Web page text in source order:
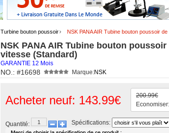
Turbine bouton poussoir NSK PANA AIR Tubine bouton poussoir
NSK PANA AIR Tubine bouton poussoir
vitesse (Standard)
GARANTIE 12 Mois
NO.: #16698 Marque:NSK
Acheter neuf: 143.99€
200.99€
Economiser:
Quantité: Spécifications: